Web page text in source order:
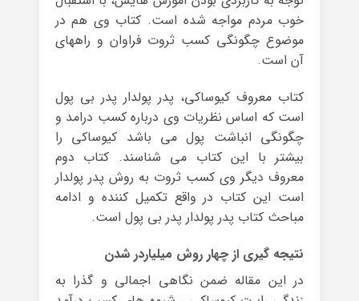
خوب مردم مواجه شده است. کتاب وی هم در
موضوع چگونگی کسب ثروت فراوان و راههای
آن است.
کتاب معروف کیوساکی، پدر پولدار پدر بی پول
است که اساس نظریات وی درباره کسب درامد و
چگونگی انباشت پول می باشد کیوساکی را
بیشتر با این کتاب می شناسند. کتاب دوم
معروف دیگر وی کسب ثروت به روش پدر پولدار
است این کتاب در واقع تکمیل کننده و ادامه
مباحث کتاب پدر پولدار پدر بی پول است.
نتیجه گیری از چهار روش میلیاردر شدن
در این مقاله ضمن نگاهی اجمالی و گذرا به